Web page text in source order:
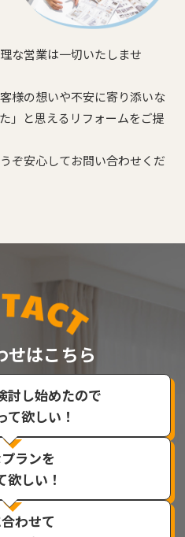
な営業は一切いたしませ
様の想いや不安に寄り添いな
」と思えるリフォームをご提
ぞ安心してお問い合わせくだ
せはこちら
討し始めたので
て欲しい！
ランを
欲しい！
わせて